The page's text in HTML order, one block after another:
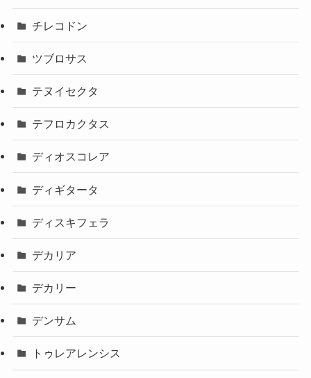
チレコドン
ツブロサス
テヌイセクタ
テフロカクタス
ディオスコレア
ディギタータ
ディスキフェラ
デカリア
デカリー
デンサム
トゥレアレンシス